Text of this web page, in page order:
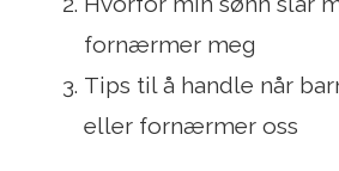
fornærmer meg
Tips til å handle når
eller fornærmer oss